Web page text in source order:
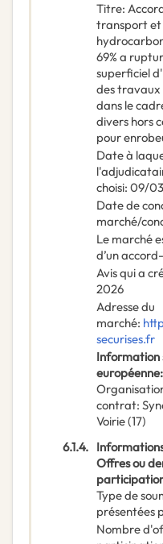
Titre:
transport et
69% a
superficiel
des
dans le
divers hors
pour
Date à
choisi: 09/
Date de
marché/
Le marché
d’un
Avis qui a
2026
Adresse du
marché:
securises.fr
Information
européenne:
contrat:
Voirie (17)
6.1.4.
Offres ou
Type de
présentées
Nombre